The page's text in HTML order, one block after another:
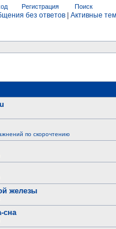
Регистрация Поиск
без ответов Активные
по скорочтению
железы
сна